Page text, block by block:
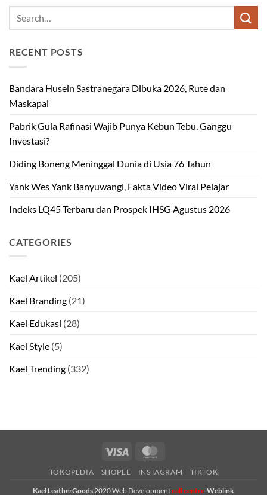
RECENT POSTS
Bandara Husein Sastranegara Dibuka 2026, Rute dan
Maskapai
Pabrik Gula Rafinasi Wajib Punya Kebun Tebu, Ganggu
Investasi?
Diding Boneng Meninggal Dunia di Usia 76 Tahun
Yank Wes Yank Banyuwangi, Fakta Video Viral Pelajar
Indeks LQ45 Terbaru dan Prospek IHSG Agustus 2026
CATEGORIES
Kael Artikel (205)
Kael Branding (21)
Kael Edukasi (28)
Kael Style (5)
Kael Trending (332)
Visa
TOKOPEDIA SHOPEE INSTAGRAM TIKTOK
Kael LeatherGoods 2020 Web Developmentcall centre-Weblink